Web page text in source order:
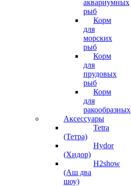
аквариумных
рыб
Корм
для
морских
рыб
Корм
для
прудовых
рыб
Корм
для
ракообразных
Аксессуары
Tetra
(Тетра)
Hydor
(Хидор)
H2show
(Аш два
шоу)